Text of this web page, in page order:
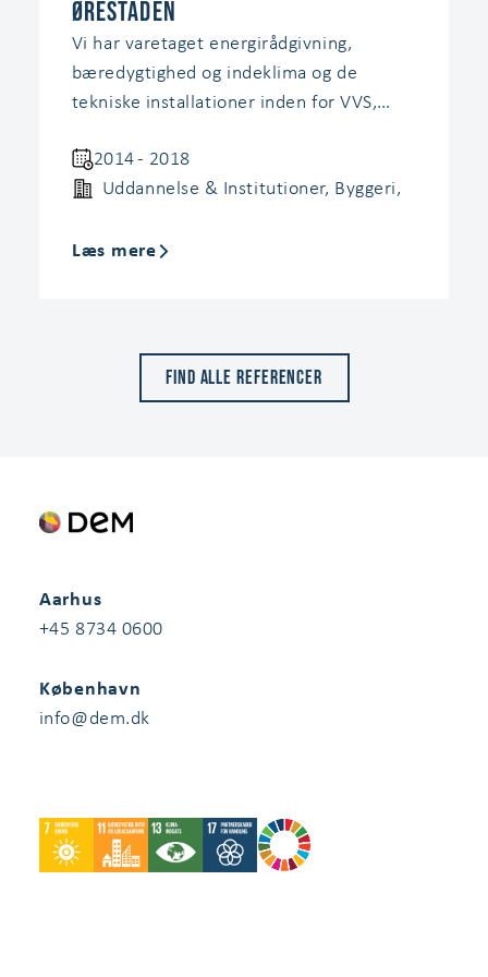
Ørestaden
Vi har varetaget energirådgivning,
bæredygtighed og indeklima og de
tekniske installationer inden for VVS,
fagtilsyn under byggeriets opførelse.
2014 - 2018
Uddannelse & Institutioner, Byggeri,
Læs mere
Find alle referencer
Aarhus
+45 8734 0600
København
info@dem.dk